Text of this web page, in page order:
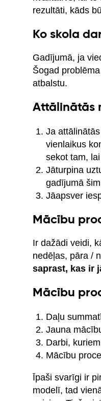
rezultāti, kāds
Ko skola
Gadījumā, ja
Šogad
atbalstu.
Attālinātās
Ja
vienlaikus
sekot tam,
Jāturpina
gadījumā
Jāapsver
Mācību
Ir dažādi veidi,
nedēļas, pāra /
saprast, kas ir
Mācību
Daļu
Jauna
Darbi,
Mācību
Īpaši svarīgi ir
modelī, tad